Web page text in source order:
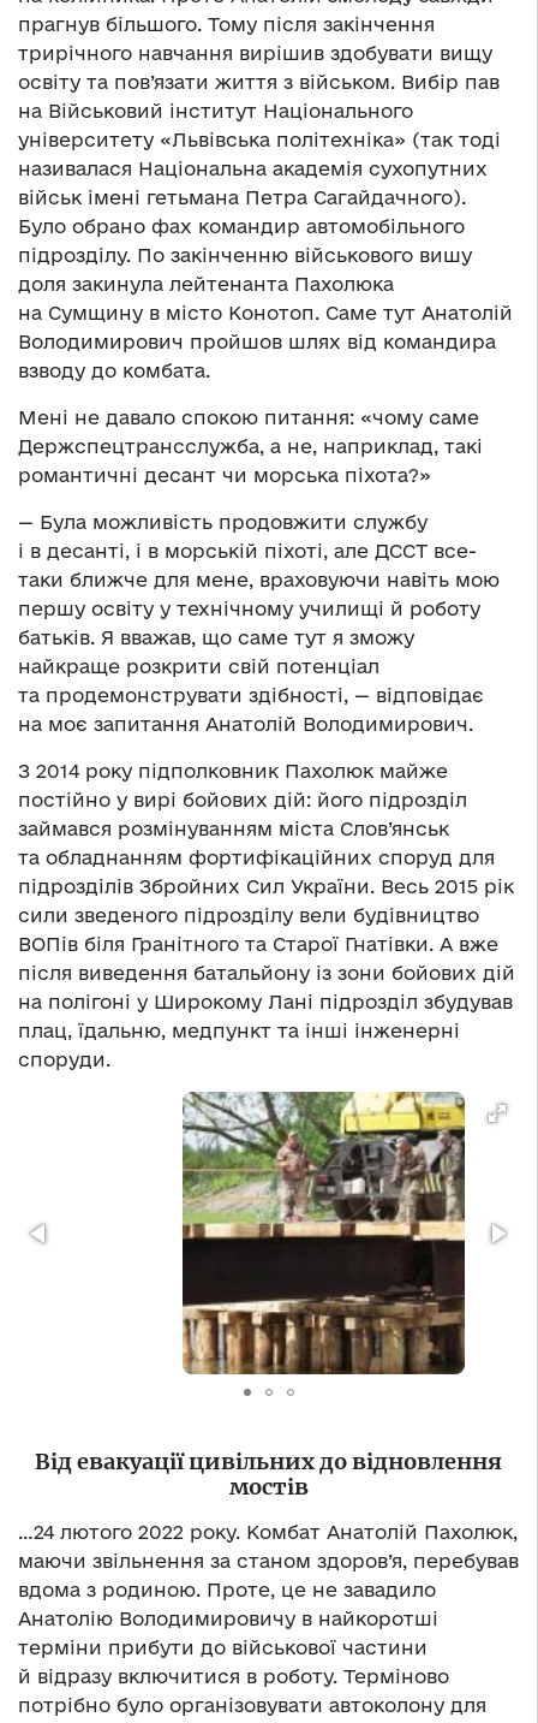
прагнув більшого. Тому після закінчення
трирічного навчання вирішив здобувати вищу
освіту та пов’язати життя з військом. Вибір пав
на Військовий інститут Національного
університету «Львівська політехніка» (так тоді
називалася Національна академія сухопутних
військ імені гетьмана Петра Сагайдачного).
Було обрано фах командир автомобільного
підрозділу. По закінченню військового вишу
доля закинула лейтенанта Пахолюка
на Сумщину в місто Конотоп. Саме тут Анатолій
Володимирович пройшов шлях від командира
взводу до комбата.
Мені не давало спокою питання: «чому саме
Держспецтрансслужба, а не, наприклад, такі
романтичні десант чи морська піхота?»
— Була можливість продовжити службу
і в десанті, і в морській піхоті, але ДССТ все-
таки ближче для мене, враховуючи навіть мою
першу освіту у технічному училищі й роботу
батьків. Я вважав, що саме тут я зможу
найкраще розкрити свій потенціал
та продемонструвати здібності, — відповідає
на моє запитання Анатолій Володимирович.
З 2014 року підполковник Пахолюк майже
постійно у вирі бойових дій: його підрозділ
займався розмінуванням міста Слов’янськ
та обладнанням фортифікаційних споруд для
підрозділів Збройних Сил України. Весь 2015 рік
сили зведеного підрозділу вели будівництво
ВОПів біля Гранітного та Старої Гнатівки. А вже
після виведення батальйону із зони бойових дій
на полігоні у Широкому Лані підрозділ збудував
плац, їдальню, медпункт та інші інженерні
споруди.
Від евакуації цивільних до відновлення
мостів
…24 лютого 2022 року. Комбат Анатолій Пахолюк,
маючи звільнення за станом здоров’я, перебував
вдома з родиною. Проте, це не завадило
Анатолію Володимировичу в найкоротші
терміни прибути до військової частини
й відразу включитися в роботу. Терміново
потрібно було організовувати автоколону для